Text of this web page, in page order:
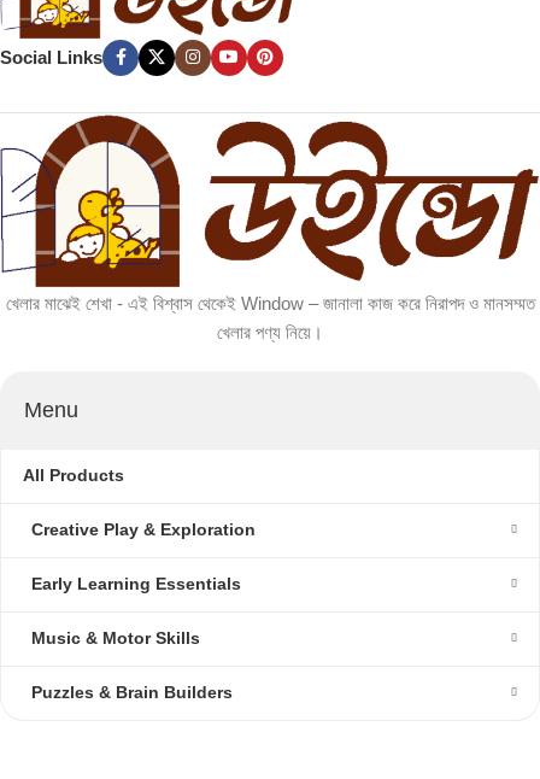
Social Links
খেলার মাঝেই শেখা - এই বিশ্বাস থেকেই Window – জানালা কাজ করে নিরাপদ ও মানসম্মত
খেলার পণ্য নিয়ে।
Menu
All Products
Creative Play & Exploration
Early Learning Essentials
Music & Motor Skills
Puzzles & Brain Builders